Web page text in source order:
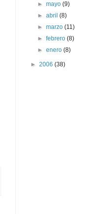
►mayo(9)
►abril(8)
►marzo(11)
►febrero(8)
►enero(8)
► 2006 (38)